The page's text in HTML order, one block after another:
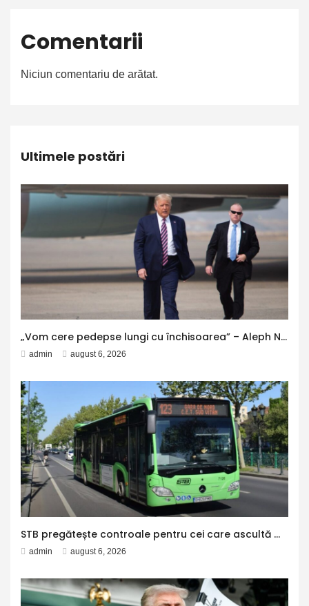
Comentarii
Niciun comentariu de arătat.
Ultimele postări
„Vom cere pedepse lungi cu închisoarea” – Aleph News
admin august 6, 2026
STB pregătește controale pentru cei care ascultă muzică sau vorbesc pe speaker în mijloacele de transport. Metrorex lansează o campanie pentru păstrarea liniștii în metrou
admin august 6, 2026